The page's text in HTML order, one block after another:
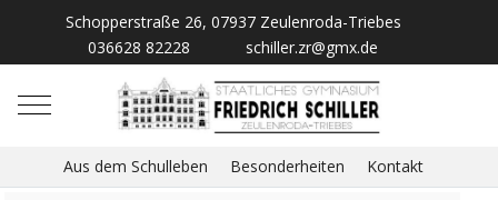
Schopperstraße 26, 07937 Zeulenroda-Triebes
036628 82228
schiller.zr@gmx.de
Mobile Menu Toggle
Aus dem Schulleben Besonderheiten Kontakt